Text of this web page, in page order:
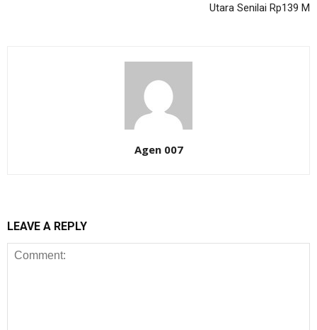
Utara Senilai Rp139 M
Agen 007
LEAVE A REPLY